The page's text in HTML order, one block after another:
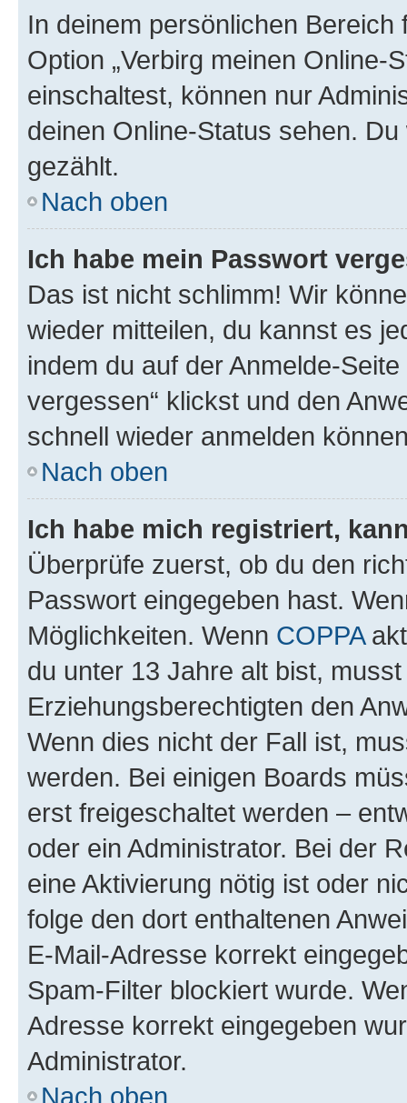
In deinem persönlichen
Option „Verbirg meinen Online-
einschaltest, können nur
deinen Online-Status sehen.
gezählt.
Nach oben
Ich habe mein Passwort
Das ist nicht schlimm! Wir
wieder mitteilen, du kannst es
indem du auf der Anmelde-
vergessen“ klickst und den
schnell wieder anmelden
Nach oben
Ich habe mich registriert,
Überprüfe zuerst, ob du den
Passwort eingegeben hast.
Möglichkeiten. Wenn COPPA
du unter 13 Jahre alt bist,
Erziehungsberechtigten den
Wenn dies nicht der Fall ist,
werden. Bei einigen Boards
erst freigeschaltet werden –
oder ein Administrator. Bei der
eine Aktivierung nötig ist oder
folge den dort enthaltenen
E-Mail-Adresse korrekt
Spam-Filter blockiert wurde.
Adresse korrekt eingegeben
Administrator.
Nach oben